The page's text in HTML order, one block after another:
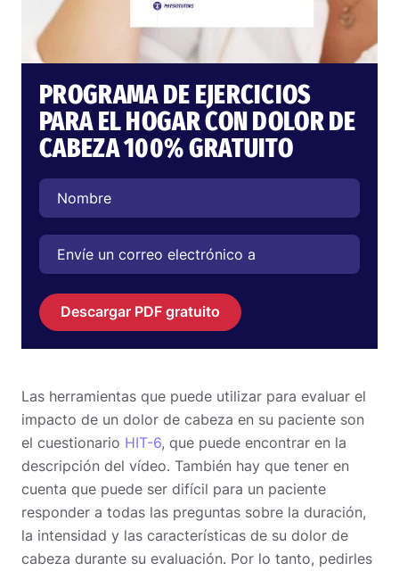
PROGRAMA DE EJERCICIOS
PARA EL HOGAR CON DOLOR DE
CABEZA 100% GRATUITO
Descargar PDF gratuito
Las herramientas que puede utilizar para evaluar el
impacto de un dolor de cabeza en su paciente son
el cuestionario HIT-6, que puede encontrar en la
descripción del vídeo. También hay que tener en
cuenta que puede ser difícil para un paciente
responder a todas las preguntas sobre la duración,
la intensidad y las características de su dolor de
cabeza durante su evaluación. Por lo tanto, pedirles